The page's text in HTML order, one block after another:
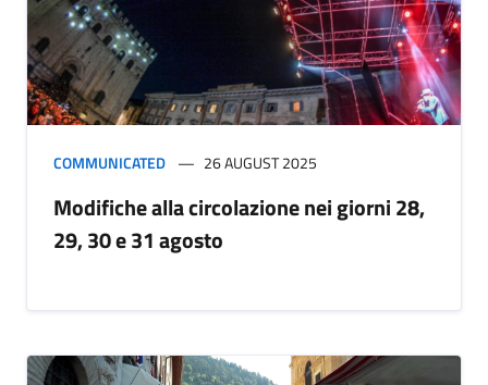
COMMUNICATED 26 AUGUST 2025
Modifiche alla circolazione nei giorni 28,
29, 30 e 31 agosto